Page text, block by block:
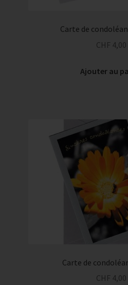
Carte de
CHF 4,00
Ajouter au
Carte de
CHF 4,00